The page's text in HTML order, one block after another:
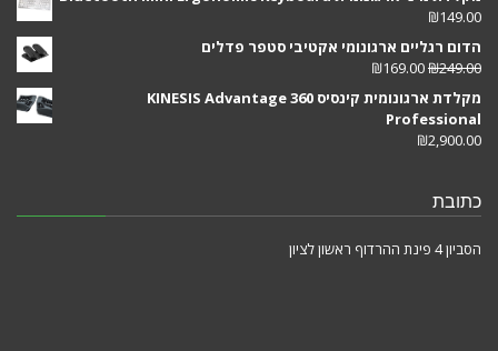
₪149.00
הדום רגליים ארגונומי אקטיבי סטפר פדלים
₪249.00
₪169.00
מקלדת ארגונומית קינסיס KINESIS Advantage 360
Professional
₪2,900.00
כתובת
הסביון 4 פינת ההרדוף ראשון לציון